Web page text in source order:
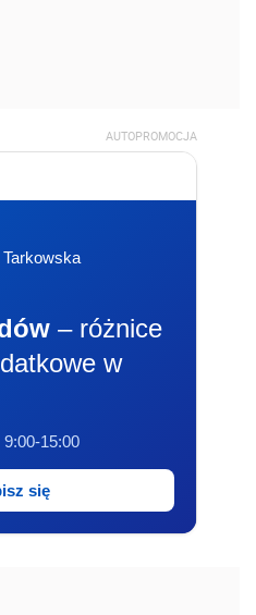
AUTOPROMOCJA
Tarkowska
– różnice
w
9:00-15:00
się